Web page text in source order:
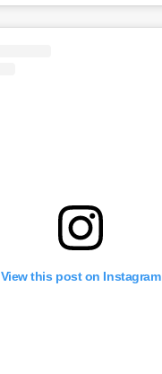
View this post on Instagram